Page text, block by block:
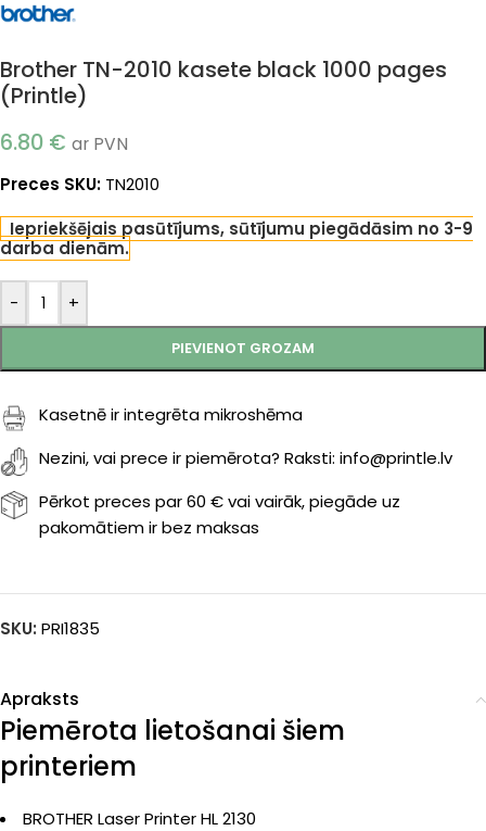
Brother TN-2010 kasete black 1000 pages
(Printle)
6.80 € ar PVN
Preces SKU: TN2010
Iepriekšējais pasūtījums, sūtījumu piegādāsim no 3-9
darba dienām.
- +
PIEVIENOT GROZAM
Kasetnē ir integrēta mikroshēma
Nezini, vai prece ir piemērota? Raksti: info@printle.lv
Pērkot preces par 60 € vai vairāk, piegāde uz
pakomātiem ir bez maksas
SKU: PRI1835
Apraksts
Piemērota lietošanai šiem
printeriem
BROTHER Laser Printer HL 2130